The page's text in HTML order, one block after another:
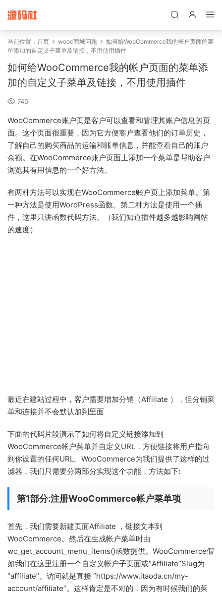
当前位置： 首页 wooc商城问题
如何给WooCommerce我的帐户页面的菜
单添加的自定义子菜单及链接，不用使用插件
如何给WooCommerce我的帐户页面的菜单添
加的自定义子菜单及链接，不用使用插件
745
WooCommerce账户页是客户可以查看和管理其账户信息的页
面。这个页面很重要，因为它方便客户查看他们的订单历史，
了解自己的购买商品的运输和账单信息，并能查看自己的账户
余额。在WooCommerce账户页面上添加一个菜单是帮助客户
浏览其有用信息的一个好方法。
有两种方法可以实现在WooCommerce账户页上添加菜单。第
一种方法是使用WordPress函数。第二种方法是使用一个插
件，这里只讲函数代码方法。（我们知道插件越多越影响网站
的速度）
最近在建站过程中，客户需要增加分销（Affiliate ），但分销菜
单和连接并不会默认加到里面
下面的代码片段演示了如何将自定义链接添加到
WooCommerce帐户菜单并自定义URL，方便链接将用户指向
到你设置的任何URL。WooCommerce为我们提供了这样的过
滤器，我们只需要分两部分实现这个功能，方法如下:
第1部分:注册WooCommerce帐户菜单项
首先，我们需要新建页面Affiliate ，链接文本到
WooCommerce。然后在生成帐户菜单时由
wc_get_account_menu_items()函数提供。WooCommerce假
如我们在这里注册一个自定义帐户子页面或“Affiliate”Slug为
“affiliate”。访问就是直接 “https://www.itaoda.cn/my-
account/affiliate”。这样肯定是不对的，因为有时候我们的菜